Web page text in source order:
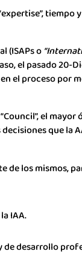
tiempo
(ISAPs o
el pasado 20-
el proceso por
el mayor
que la
de los mismos,
IAA.
de desarrollo